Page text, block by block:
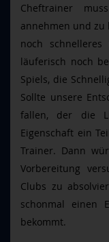
Cheftrainer
annehmen und
noch schnelleres
läuferisch noch
Spiels, die
Sollte unsere
fallen, der die
Eigenschaft ein
Trainer. Dann
Vorbereitung
Clubs zu
schonmal einen
bekommt.